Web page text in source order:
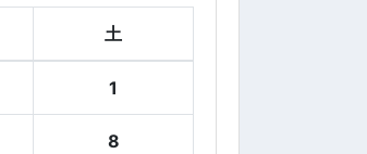
土
1
8